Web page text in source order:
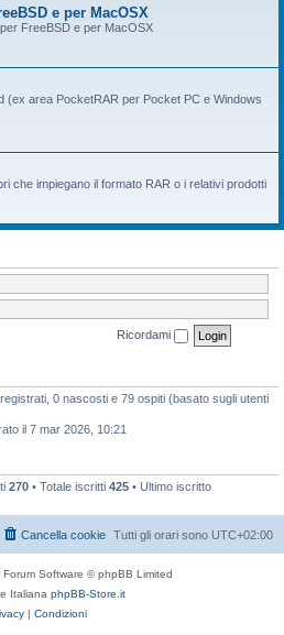
e per MacOSX
FreeBSD e per MacOSX
(ex area PocketRAR per Pocket PC e Windows
che impiegano il formato RAR o i relativi prodotti
Ricordami
0 nascosti e 79 ospiti (basato sugli utenti
il 7 mar 2026, 10:21
270 • Totale iscritti 425 • Ultimo iscritto
Tutti gli orari sono UTC+02:00
Cancella cookie
Forum Software © phpBB Limited
Italiana phpBB-Store.it
| Condizioni